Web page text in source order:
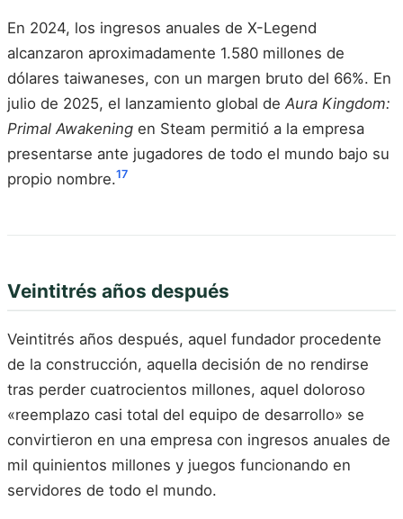
En 2024, los ingresos anuales de X-Legend
alcanzaron aproximadamente 1.580 millones de
dólares taiwaneses, con un margen bruto del 66%. En
julio de 2025, el lanzamiento global de Aura Kingdom:
Primal Awakening en Steam permitió a la empresa
presentarse ante jugadores de todo el mundo bajo su
propio nombre.17
Veintitrés años después
Veintitrés años después, aquel fundador procedente
de la construcción, aquella decisión de no rendirse
tras perder cuatrocientos millones, aquel doloroso
«reemplazo casi total del equipo de desarrollo» se
convirtieron en una empresa con ingresos anuales de
mil quinientos millones y juegos funcionando en
servidores de todo el mundo.